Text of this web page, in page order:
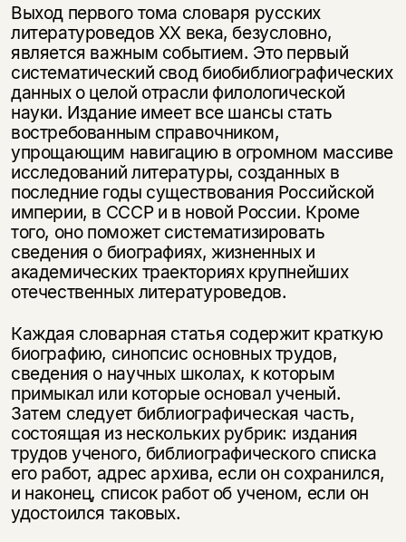
Выход первого тома словаря русских
литературоведов XX века, безусловно,
является важным событием. Это первый
систематический свод биобиблиографических
данных о целой отрасли филологической
науки. Издание имеет все шансы стать
востребованным справочником,
упрощающим навигацию в огромном массиве
исследований литературы, созданных в
последние годы существования Российской
империи, в СССР и в новой России. Кроме
того, оно поможет систематизировать
сведения о биографиях, жизненных и
академических траекториях крупнейших
отечественных литературоведов.
Каждая словарная статья содержит краткую
биографию, синопсис основных трудов,
сведения о научных школах, к которым
примыкал или которые основал ученый.
Затем следует библиографическая часть,
состоящая из нескольких рубрик: издания
трудов ученого, библиографического списка
его работ, адрес архива, если он сохранился,
и наконец, список работ об ученом, если он
удостоился таковых.